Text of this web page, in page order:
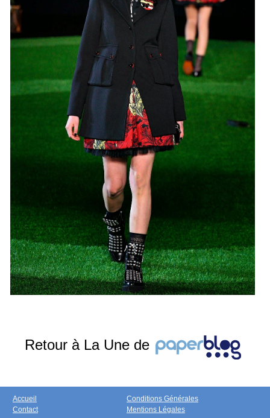
Retour à La Une de
Accueil
Contact
Conditions Générales
Mentions Légales